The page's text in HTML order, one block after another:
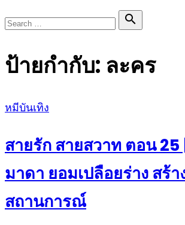
Search

Search
ป้ายกำกับ: ละคร
Posted
หมีบันเทิง
สายรัก สายสวาท ตอน
มาดา ยอมเปลือยร่าง สร้า
สถานการณ์